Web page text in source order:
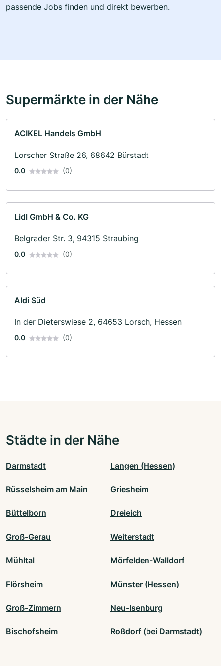
passende Jobs finden und direkt bewerben.
Supermärkte in der Nähe
ACIKEL Handels GmbH
Lorscher Straße 26, 68642 Bürstadt
0.0 (0)
Lidl GmbH & Co. KG
Belgrader Str. 3, 94315 Straubing
0.0 (0)
Aldi Süd
In der Dieterswiese 2, 64653 Lorsch, Hessen
0.0 (0)
Städte in der Nähe
Darmstadt Langen (Hessen)
Rüsselsheim am Main Griesheim
Büttelborn Dreieich
Groß-Gerau Weiterstadt
Mühltal Mörfelden-Walldorf
Flörsheim Münster (Hessen)
Groß-Zimmern Neu-Isenburg
Bischofsheim Roßdorf (bei Darmstadt)